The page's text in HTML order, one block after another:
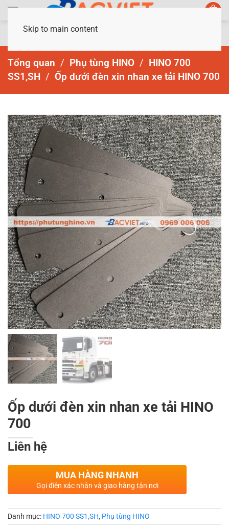
Skip to main content
Tổng quan Phụ tùng HINO
HINO 700
SS1,SH
Ốp dưới đèn xin nhan xe tải HINO 700
Ốp dưới đèn xin nhan xe tải HINO
700
Liên hệ
MUA HÀNG NHANH
Gọi điện xác nhận và giao hàng tận nơi
Danh mục: HINO 700 SS1,SH, Phụ tùng HINO